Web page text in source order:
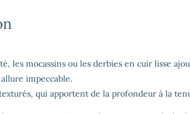
les mocassins ou les derbies en cuir lisse
impeccable.
qui apportent de la profondeur à la